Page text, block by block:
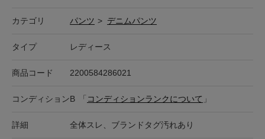
カテゴリ パンツ > デニムパンツ
タイプ レディース
商品コード 2200584286021
コンディションB 「 コンディションランクについて 」
詳細 全体スレ、ブランドタグ汚れあり